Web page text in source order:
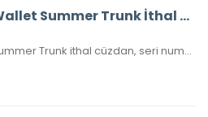
Louis Vuitton Zippy Wallet Summer Trunk İthal Cüzdan
Louis Vuitton Zippy Wallet Summer Trunk ithal cüzdan, seri numaralı, kutulu, toz torbalı, sertifikalı, ebatı 20x11cm.